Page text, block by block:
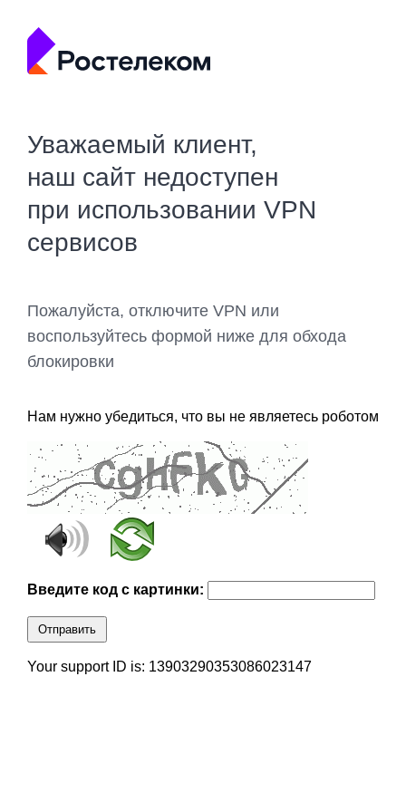
Уважаемый клиент,
наш сайт недоступен
при использовании VPN
сервисов
Пожалуйста, отключите VPN или
воспользуйтесь формой ниже для обхода
блокировки
Нам нужно убедиться, что вы не являетесь роботом
Введите код с картинки:
Отправить
Your support ID is: 13903290353086023147